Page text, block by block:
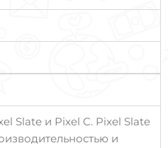
Slate и Pixel C. Pixel Slate
и